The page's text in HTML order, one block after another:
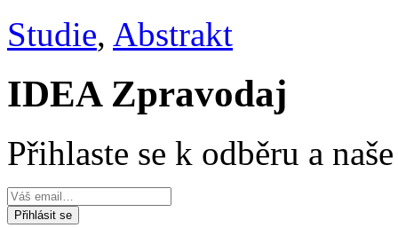
Studie, Abstrakt
IDEA Zpravodaj
Přihlaste se k odběru a